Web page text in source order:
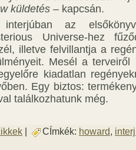
küldetés – kapcsán.
az
Universe-hez
illetve felvillantja a
Mesél a
kiadatlan
Egy biztos:
találkozhatunk még.
| CÍmkék: howard,